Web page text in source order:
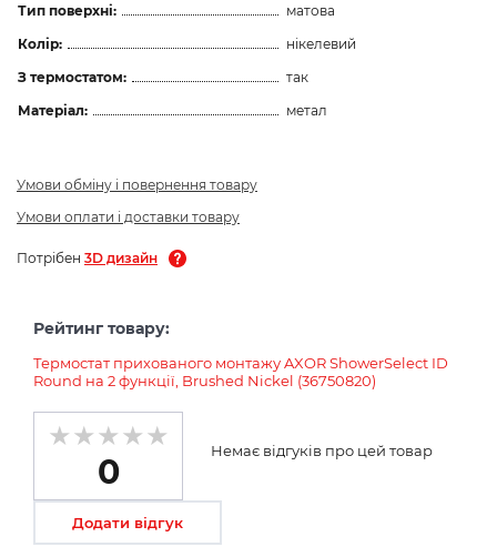
Тип поверхні:
матова
Колір:
нікелевий
З термостатом:
так
Матеріал:
метал
Умови обміну і повернення товару
Умови оплати і доставки товару
Потрібен 3D дизайн
Рейтинг товару:
Термостат прихованого монтажу AXOR ShowerSelect ID
Round на 2 функції, Brushed Nickel (36750820)
0
Немає відгуків про цей товар
Додати відгук